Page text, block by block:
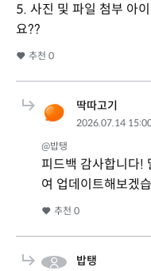
5. 사진 및 파일 첨부 아
요??
추천 0
딱따고기
2026.07.14
@밥탱
피드백 감사합니다!
여 업데이트해보겠
추천 0
밥탱